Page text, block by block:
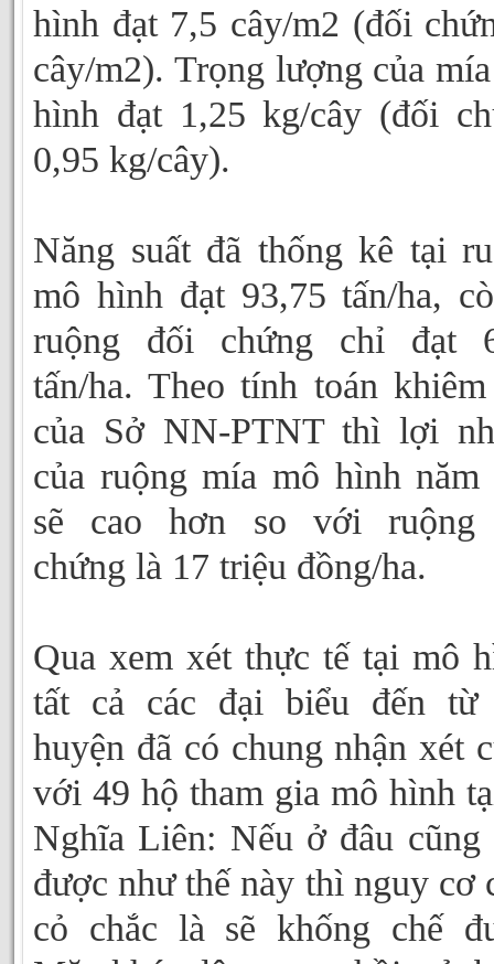
hình đạt 7,5 cây/m2 (đối
cây/m2). Trọng lượng của
hình đạt 1,25 kg/cây (đối
0,95 kg/cây).
Năng suất đã thống kê tại
mô hình đạt 93,75 tấn/ha,
ruộng đối chứng chỉ đạt
tấn/ha. Theo tính toán
của Sở NN-PTNT thì lợi
của ruộng mía mô hình năm
sẽ cao hơn so với ruộng
chứng là 17 triệu đồng/ha.
Qua xem xét thực tế tại mô
tất cả các đại biểu đến từ
huyện đã có chung nhận xét
với 49 hộ tham gia mô hình
Nghĩa Liên: Nếu ở đâu cũng
được như thế này thì nguy cơ
cỏ chắc là sẽ khống chế